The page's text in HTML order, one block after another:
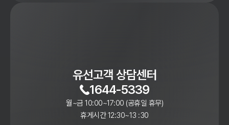
유선고객 상담센터
1644-5339
월~금 10:00~17:00 (공휴일 휴무)
휴게시간 12:30~13 :30